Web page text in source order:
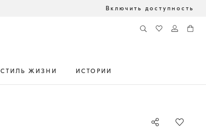
Включить доступность
СТИЛЬ ЖИЗНИ ИСТОРИИ